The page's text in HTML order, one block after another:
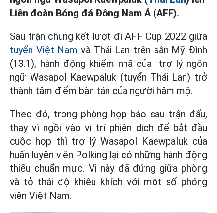
Liên đoàn Bóng đá Đông Nam Á (AFF).
Sau trận chung kết lượt đi AFF Cup 2022 giữa
tuyển Việt Nam và Thái Lan trên sân Mỹ Đình
(13.1), hành động khiếm nhã của trợ lý ngôn
ngữ Wasapol Kaewpaluk (tuyển Thái Lan) trở
thành tâm điểm bàn tán của người hâm mộ.
Theo đó, trong phòng họp báo sau trận đấu,
thay vì ngồi vào vị trí phiên dịch để bắt đầu
cuộc họp thì trợ lý Wasapol Kaewpaluk của
huấn luyện viên Polking lại có những hành động
thiếu chuẩn mực. Vị này đã đứng giữa phòng
và tỏ thái độ khiêu khích với một số phóng
viên Việt Nam.